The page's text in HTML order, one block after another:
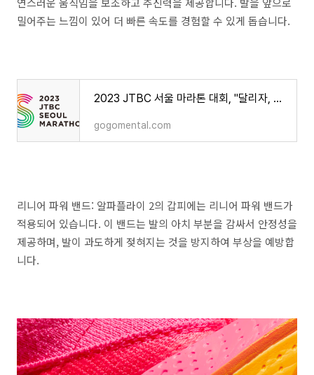
밀어주는 느낌이 있어 더 빠른 속도를 경험할 수 있게 돕습니다.
2023 JTBC 서울 마라톤 대회, "달리자, 나답게" 서울의 아름다운 러닝 경험
gogomental.com
리니어 파워 밴드: 알파플라이 2의 갑피에는 리니어 파워 밴드가
적용되어 있습니다. 이 밴드는 발의 아치 부분을 감싸서 안정성을
제공하며, 발이 과도하게 젖혀지는 것을 방지하여 부상을 예방합
니다.